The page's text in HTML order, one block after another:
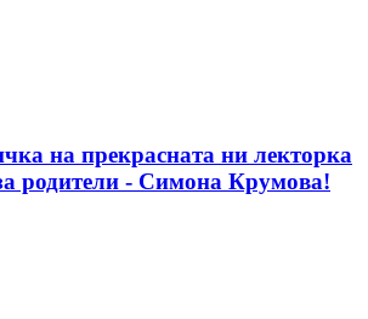
на прекрасната ни лекторка
родители - Симона Крумова!